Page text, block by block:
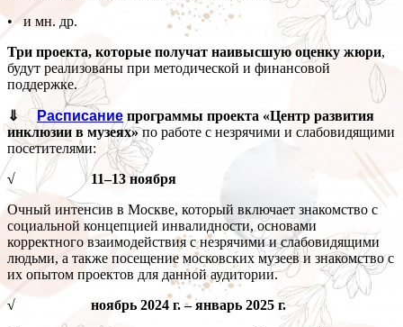
• и мн. др.
Три проекта, которые получат наивысшую оценку жюри,
будут реализованы при методической и финансовой
поддержке.
⇓ Расписание программы проекта «Центр развития
инклюзии в музеях»по работе с незрячими и слабовидящими
посетителями:
√ 11–13 ноября
Очный интенсив в Москве, который включает знакомство с
социальной концепцией инвалидности, основами
корректного взаимодействия с незрячими и слабовидящими
людьми, а также посещение московских музеев и знакомство с
их опытом проектов для данной аудитории.
√ ноябрь 2024 г. – январь 2025 г.